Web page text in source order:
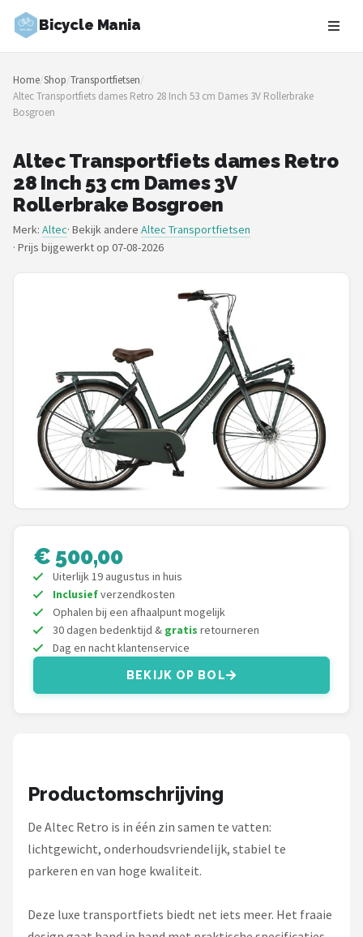
Bicycle Mania
Zoeken
NAVIGATIE
Shop
Merken
Blog
Fietsroutes
Kinderfietsen
Elektrische fietsen
Mountainbikes
Shop
POPULAIRE MERKEN
Basil
ABUS
AXA
New Looxs
BBB Cycling
Cortina
Home/Shop/Transportfietsen/
Altec Transportfiets dames Retro 28 Inch 53 cm Dames 3V Rollerbrake
Bosgroen
Altec Transportfiets dames Retro
28 Inch 53 cm Dames 3V
Rollerbrake Bosgroen
Merk: Altec· Bekijk andere Altec Transportfietsen
· Prijs bijgewerkt op 07-08-2026
€ 500,00
Uiterlijk 19 augustus in huis
Inclusiefverzendkosten
Ophalen bij een afhaalpunt mogelijk
30 dagen bedenktijd & gratis retourneren
Dag en nacht klantenservice
BEKIJK OP BOL
Productomschrijving
De Altec Retro is in één zin samen te vatten:
lichtgewicht, onderhoudsvriendelijk, stabiel te
parkeren en van hoge kwaliteit.
Deze luxe transportfiets biedt net iets meer. Het fraaie